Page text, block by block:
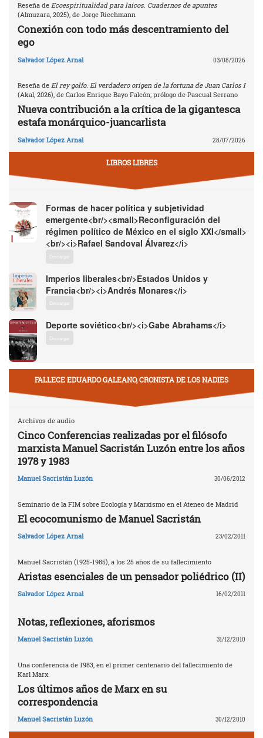
Reseña de Ecoespiritualidad para laicos. Cuadernos de apuntes
(Almuzara, 2025), de Jorge Riechmann
Conexión con todo más descentramiento del
ego
Salvador López Arnal 03/08/2026
Reseña de El rey golfo. El verdadero origen de la fortuna de Juan Carlos I
(Akal, 2026), de Carlos Enrique Bayo Falcón; prólogo de Pascual Serrano
Nueva contribución a la crítica de la gigantesca
estafa monárquico-juancarlista
Salvador López Arnal 28/07/2026
LIBROS LIBRES
Formas de hacer política y subjetividad
emergente<br/><small>Reconfiguración del
régimen político de México en el siglo XXI</small>
<br/><i>Rafael Sandoval Álvarez</i>
Descargar
Imperios liberales<br/>Estados Unidos y
Francia<br/><i>Andrés Monares</i>
Descargar
Deporte soviético<br/><i>Gabe Abrahams</i>
Descargar
FALLECE EDUARDO GALEANO, CRONISTA DE LOS NADIES
Archivos de audio
Cinco Conferencias realizadas por el filósofo
marxista Manuel Sacristán Luzón entre los años
1978 y 1983
Manuel Sacristán Luzón 30/06/2012
Seminario de la FIM sobre Ecología y Marxismo en el Ateneo de Madrid
El ecocomunismo de Manuel Sacristán
Salvador López Arnal 23/02/2011
Manuel Sacristán (1925-1985), a los 25 años de su fallecimiento
Aristas esenciales de un pensador poliédrico (II)
Salvador López Arnal 16/02/2011
Notas, reflexiones, aforismos
Manuel Sacristán Luzón 31/12/2010
Una conferencia de 1983, en el primer centenario del fallecimiento de
Karl Marx.
Los últimos años de Marx en su
correspondencia
Manuel Sacristán Luzón 30/12/2010